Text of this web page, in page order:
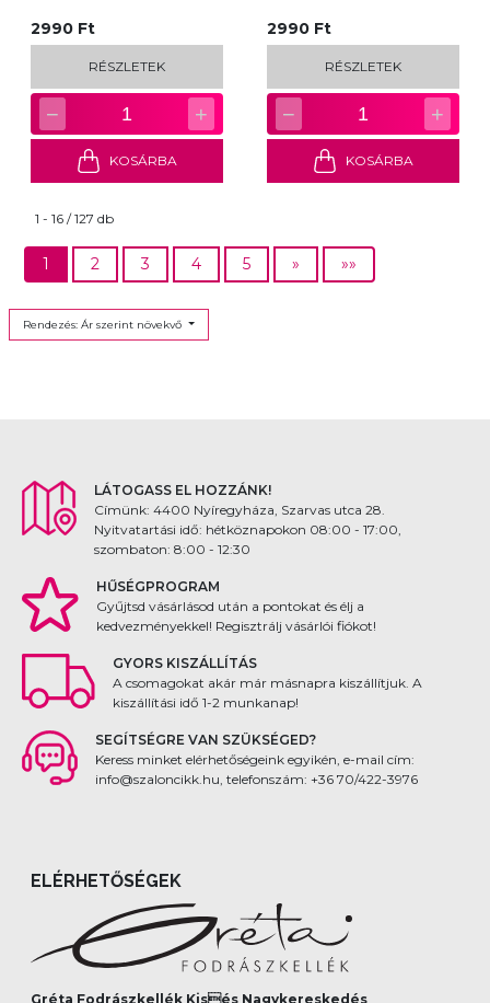
2990 Ft
RÉSZLETEK
− 1 +
KOSÁRBA
2990 Ft
RÉSZLETEK
− 1 +
KOSÁRBA
1 - 16 / 127 db
1 2 3 4 5 » »»
Rendezés: Ár szerint növekvő
LÁTOGASS EL HOZZÁNK!
Címünk: 4400 Nyíregyháza, Szarvas utca 28.
Nyitvatartási idő: hétköznapokon 08:00 - 17:00,
szombaton: 8:00 - 12:30
HŰSÉGPROGRAM
Gyűjtsd vásárlásod után a pontokat és élj a
kedvezményekkel! Regisztrálj vásárlói fiókot!
GYORS KISZÁLLÍTÁS
A csomagokat akár már másnapra kiszállítjuk. A
kiszállítási idő 1-2 munkanap!
SEGÍTSÉGRE VAN SZÜKSÉGED?
Keress minket elérhetőségeink egyikén, e-mail cím:
info@szaloncikk.hu, telefonszám: +36 70/422-3976
ELÉRHETŐSÉGEK
Gréta Fodrászkellék Kisés Nagykereskedés